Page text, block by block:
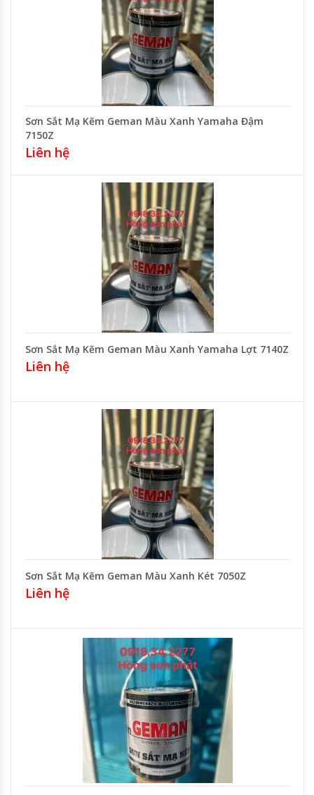
Sơn Sắt Mạ Kẽm Geman Màu Xanh Yamaha Đậm
7150Z
Liên hệ
Sơn Sắt Mạ Kẽm Geman Màu Xanh Yamaha Lợt 7140Z
Liên hệ
Sơn Sắt Mạ Kẽm Geman Màu Xanh Két 7050Z
Liên hệ